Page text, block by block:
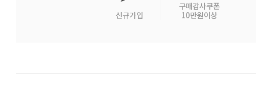
신규가입
구매감사쿠폰
10만원이상